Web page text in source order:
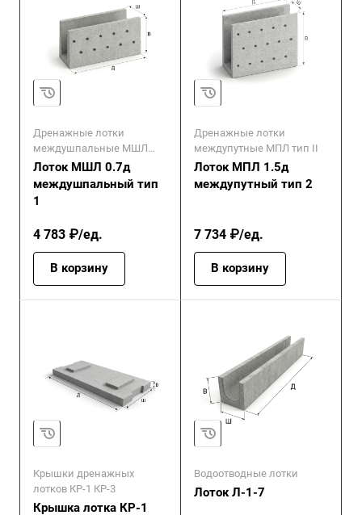
Дренажные лотки
междушпальные МШЛ
тип I
Лоток МШЛ 0.7д
междушпальный тип
1
4 783 ₽/ед.
В корзину
Дренажные лотки
междупутные МПЛ тип II
Лоток МПЛ 1.5д
междупутный тип 2
7 734 ₽/ед.
В корзину
Крышки дренажных
лотков КР-1 КР-3
Крышка лотка КР-1
Водоотводные лотки
Лоток Л-1-7